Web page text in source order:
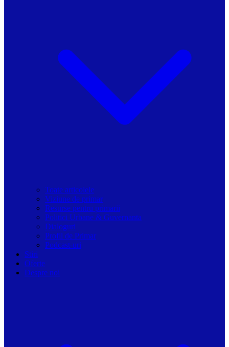
Toate articolele
Viziune de primar
Resurse pentru primarii
Politici Urbane & Guvernanta
Dialoguri
Profil de Primar
Podcast-uri
Stiri
Oferte
Despre noi